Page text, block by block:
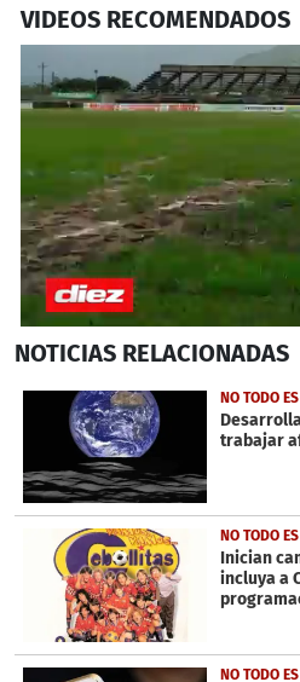
VIDEOS RECOMENDADOS
seconds
3
minutes,
seconds
NOTICIAS RELACIONADAS
NO TODO
trabajar
NO TODO
Inician
incluya a
NO TODO